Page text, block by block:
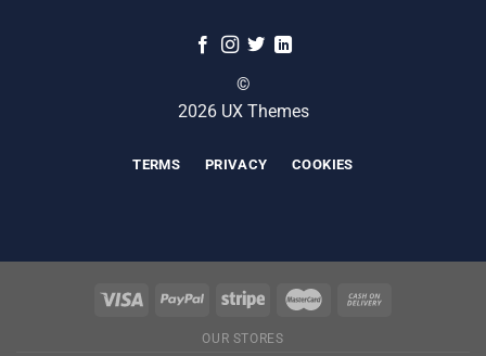
©
2026 UX Themes
TERMS PRIVACY COOKIES
OUR STORES